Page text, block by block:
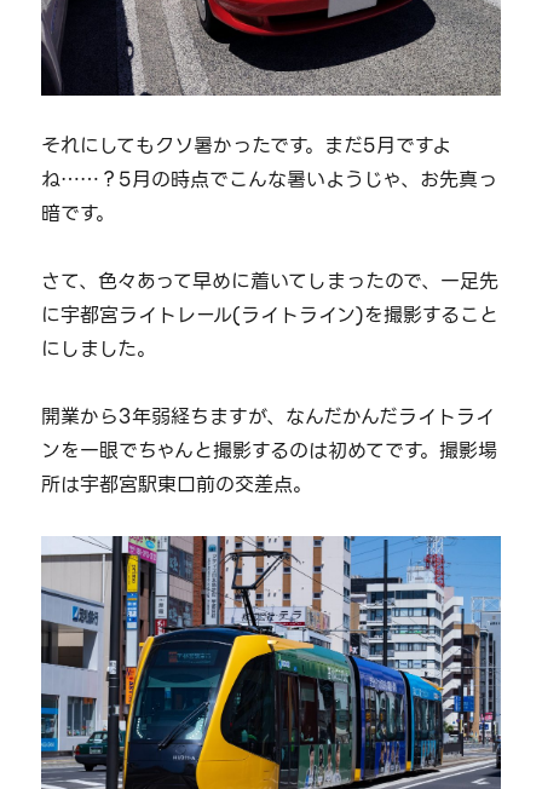
それにしてもクソ暑かったです。まだ5月ですよ
ね……？5月の時点でこんな暑いようじゃ、お先真っ
暗です。
さて、色々あって早めに着いてしまったので、一足先
に宇都宮ライトレール(ライトライン)を撮影すること
にしました。
開業から3年弱経ちますが、なんだかんだライトライ
ンを一眼でちゃんと撮影するのは初めてです。撮影場
所は宇都宮駅東口前の交差点。